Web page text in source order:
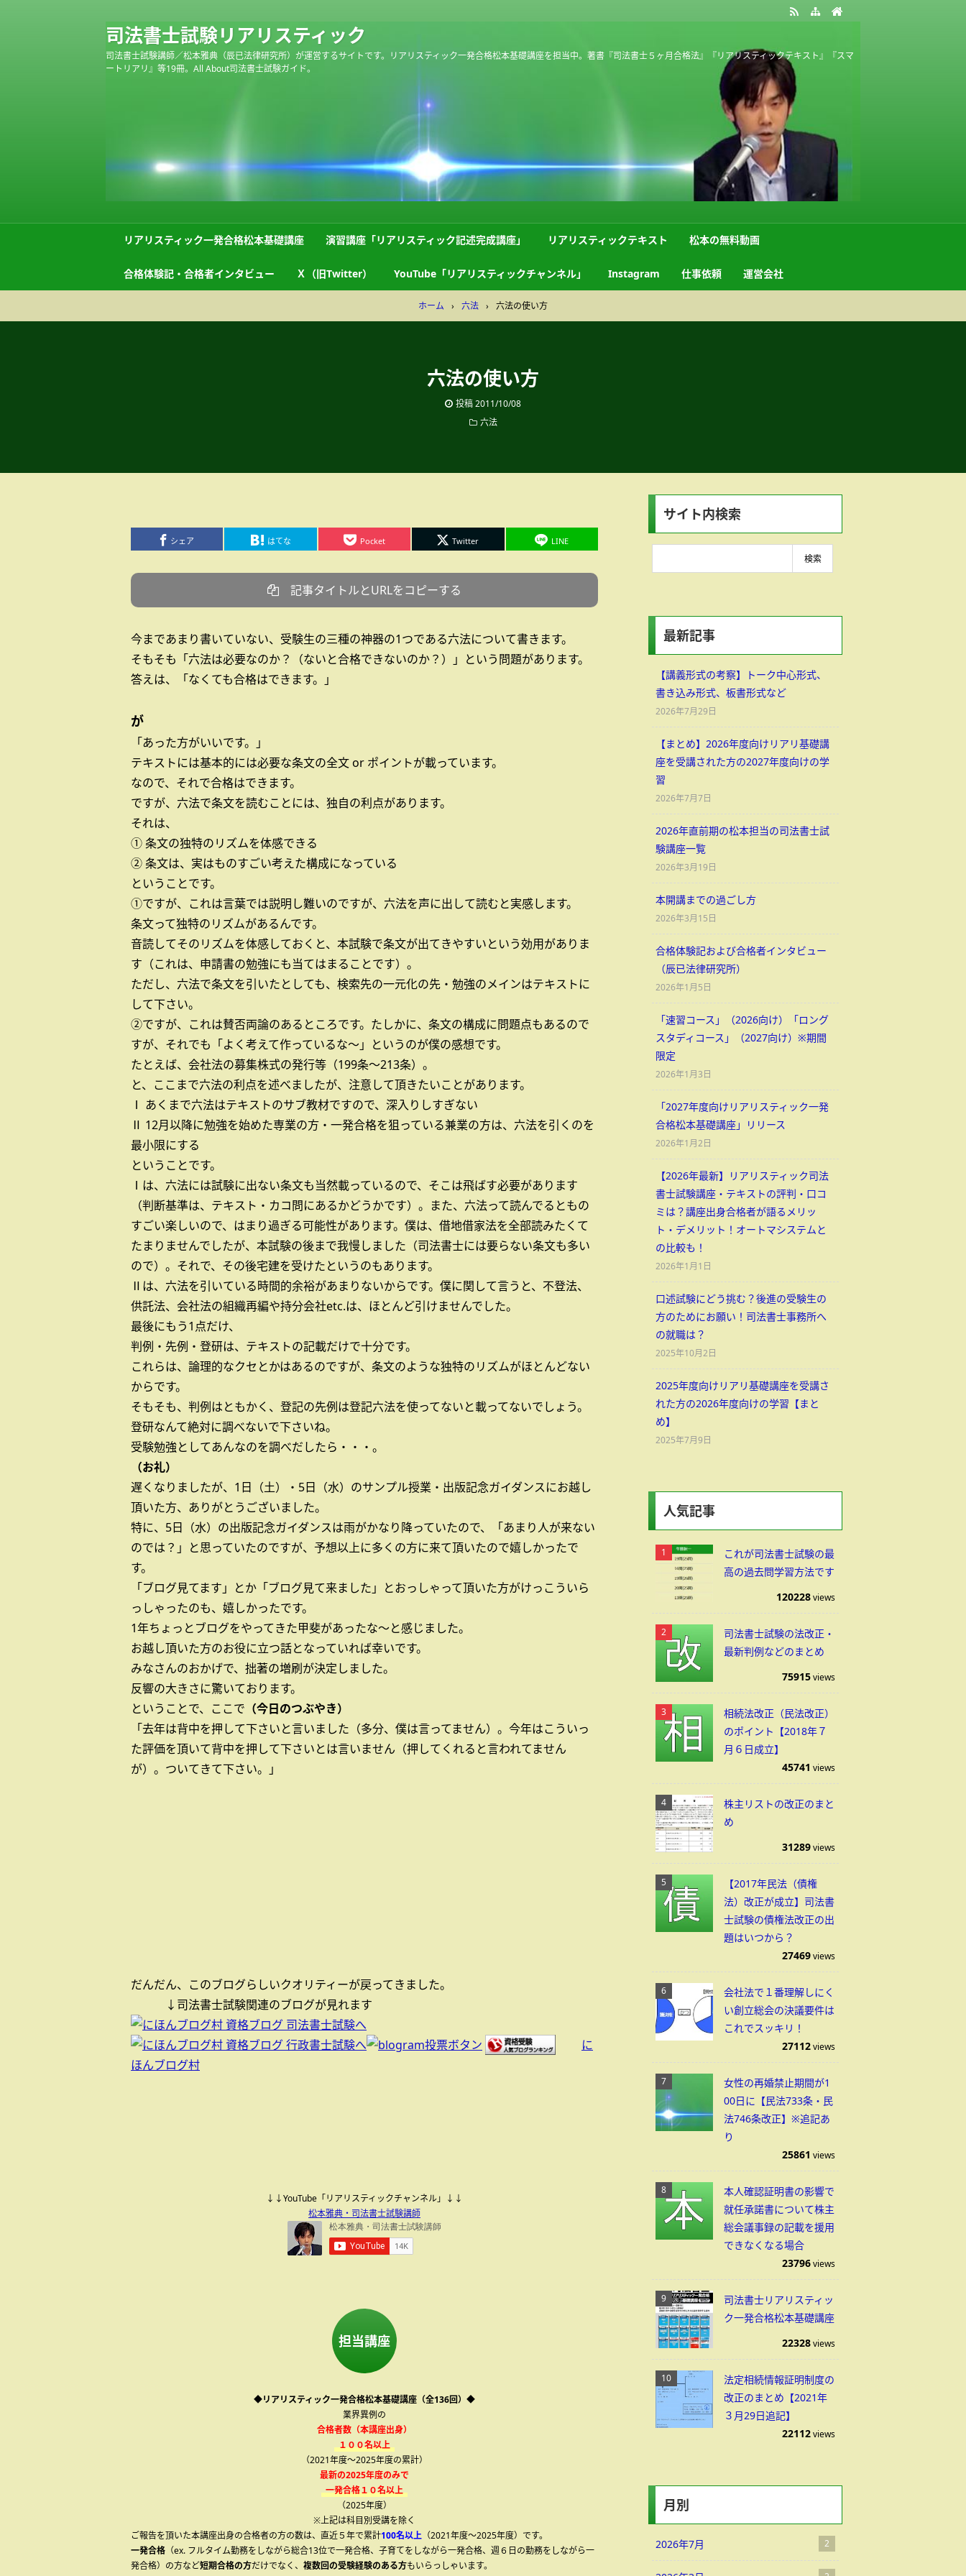
司法書士試験リアリスティック
司法書士試験講師／松本雅典（辰已法律研究所）が運営するサイトです。リアリスティック一発合格松本基礎講座を担当中。著書『司法書士５ヶ月合格法』『リアリスティックテキスト』『スマ
ートリアリ』等19冊。All About司法書士試験ガイド。
リアリスティック一発合格松本基礎講座 演習講座「リアリスティック記述完成講座」 リアリスティックテキスト 松本の無料動画
合格体験記・合格者インタビュー Ｘ（旧Twitter） YouTube「リアリスティックチャンネル」 Instagram 仕事依頼 運営会社
ホーム › 六法 › 六法の使い方
六法の使い方
投稿2011/10/08
六法
シェア はてな Pocket Twitter LINE
記事タイトルとURLをコピーする
今まであまり書いていない、受験生の三種の神器の1つである六法について書きます。
そもそも「六法は必要なのか？（ないと合格できないのか？）」という問題があります。
答えは、「なくても合格はできます。」
が
「あった方がいいです。」
テキストには基本的には必要な条文の全文 or ポイントが載っています。
なので、それで合格はできます。
ですが、六法で条文を読むことには、独自の利点があります。
それは、
① 条文の独特のリズムを体感できる
② 条文は、実はものすごい考えた構成になっている
ということです。
①ですが、これは言葉では説明し難いのですが、六法を声に出して読むと実感します。
条文って独特のリズムがあるんです。
音読してそのリズムを体感しておくと、本試験で条文が出てきやすいという効用がありま
す（これは、申請書の勉強にも当てはまることです）。
ただし、六法で条文を引いたとしても、検索先の一元化の先・勉強のメインはテキストに
して下さい。
②ですが、これは賛否両論のあるところです。たしかに、条文の構成に問題点もあるので
すが、それでも「よく考えて作っているな～」というのが僕の感想です。
たとえば、会社法の募集株式の発行等（199条～213条）。
と、ここまで六法の利点を述べましたが、注意して頂きたいことがあります。
Ⅰ あくまで六法はテキストのサブ教材ですので、深入りしすぎない
Ⅱ 12月以降に勉強を始めた専業の方・一発合格を狙っている兼業の方は、六法を引くのを
最小限にする
ということです。
Ⅰは、六法には試験に出ない条文も当然載っているので、そこは飛ばす必要があります
（判断基準は、テキスト・カコ問にあるかどうかです）。また、六法って読んでるともの
すごい楽しいので、はまり過ぎる可能性があります。僕は、借地借家法を全部読みたくて
たまりませんでしたが、本試験の後まで我慢しました（司法書士には要らない条文も多い
ので）。それで、その後宅建を受けたというのもあります。
Ⅱは、六法を引いている時間的余裕があまりないからです。僕に関して言うと、不登法、
供託法、会社法の組織再編や持分会社etc.は、ほとんど引けませんでした。
最後にもう1点だけ、
判例・先例・登研は、テキストの記載だけで十分です。
これらは、論理的なクセとかはあるのですが、条文のような独特のリズムがほとんどない
からです。
そもそも、判例はともかく、登記の先例は登記六法を使ってないと載ってないでしょう。
登研なんて絶対に調べないで下さいね。
受験勉強としてあんなのを調べだしたら・・・。
（お礼）
遅くなりましたが、1日（土）・5日（水）のサンプル授業・出版記念ガイダンスにお越し
頂いた方、ありがとうございました。
特に、5日（水）の出版記念ガイダンスは雨がかなり降っていたので、「あまり人が来ない
のでは？」と思っていたのですが、予想以上に多くの方に来て頂いたので嬉しかったで
す。
「ブログ見てます」とか「ブログ見て来ました」とおっしゃって頂いた方がけっこういら
っしゃったのも、嬉しかったです。
1年ちょっとブログをやってきた甲斐があったな～と感じました。
お越し頂いた方のお役に立つ話となっていれば幸いです。
みなさんのおかげで、拙著の増刷が決定しました。
反響の大きさに驚いております。
ということで、ここで （今日のつぶやき）
「去年は背中を押して下さいと言いました（多分、僕は言ってません）。今年はこういっ
た評価を頂いて背中を押して下さいとは言いません（押してくれると言われてません
が）。ついてきて下さい。」
だんだん、このブログらしいクオリティーが戻ってきました。
↓司法書士試験関連のブログが見れます
に
ほんブログ村
↓↓YouTube「リアリスティックチャンネル」↓↓
松本雅典・司法書士試験講師
担当講座
◆リアリスティック一発合格松本基礎講座（全136回）◆
業界異例の
合格者数（本講座出身）
１００名以上
（2021年度～2025年度の累計）
最新の2025年度のみで
一発合格１０名以上
（2025年度）
※上記は科目別受講を除く
ご報告を頂いた本講座出身の合格者の方の数は、直近５年で累計100名以上 （2021年度～2025年度）です。
一発合格 （ex. フルタイム勤務をしながら総合13位で一発合格、子育てをしながら一発合格、週６日の勤務をしながら一
発合格）の方など短期合格の方だけでなく、 複数回の受験経験のある方もいらっしゃいます。
サイト内検索
最新記事
【講義形式の考察】トーク中心形式、
書き込み形式、板書形式など
2026年7月29日
【まとめ】2026年度向けリアリ基礎講
座を受講された方の2027年度向けの学
習
2026年7月7日
2026年直前期の松本担当の司法書士試
験講座一覧
2026年3月19日
本開講までの過ごし方
2026年3月15日
合格体験記および合格者インタビュー
（辰已法律研究所）
2026年1月5日
「速習コース」（2026向け）「ロング
スタディコース」（2027向け）※期間
限定
2026年1月3日
「2027年度向けリアリスティック一発
合格松本基礎講座」リリース
2026年1月2日
【2026年最新】リアリスティック司法
書士試験講座・テキストの評判・口コ
ミは？講座出身合格者が語るメリッ
ト・デメリット！オートマシステムと
の比較も！
2026年1月1日
口述試験にどう挑む？後進の受験生の
方のためにお願い！司法書士事務所へ
の就職は？
2025年10月2日
2025年度向けリアリ基礎講座を受講さ
れた方の2026年度向けの学習【まと
め】
2025年7月9日
人気記事
これが司法書士試験の最
高の過去問学習方法です
120228views
司法書士試験の法改正・
最新判例などのまとめ
75915views
相続法改正（民法改正）
のポイント【2018年７
月６日成立】
45741 views
株主リストの改正のまと
め
31289views
【2017年民法（債権
法）改正が成立】司法書
士試験の債権法改正の出
題はいつから？
27469views
会社法で１番理解しにく
い創立総会の決議要件は
これでスッキリ！
27112views
女性の再婚禁止期間が1
00日に【民法733条・民
法746条改正】※追記あ
り
25861 views
本人確認証明書の影響で
就任承諾書について株主
総会議事録の記載を援用
できなくなる場合
23796views
司法書士リアリスティッ
ク一発合格松本基礎講座
22328views
法定相続情報証明制度の
改正のまとめ【2021年
３月29日追記】
22112views
月別
2026年7月 2